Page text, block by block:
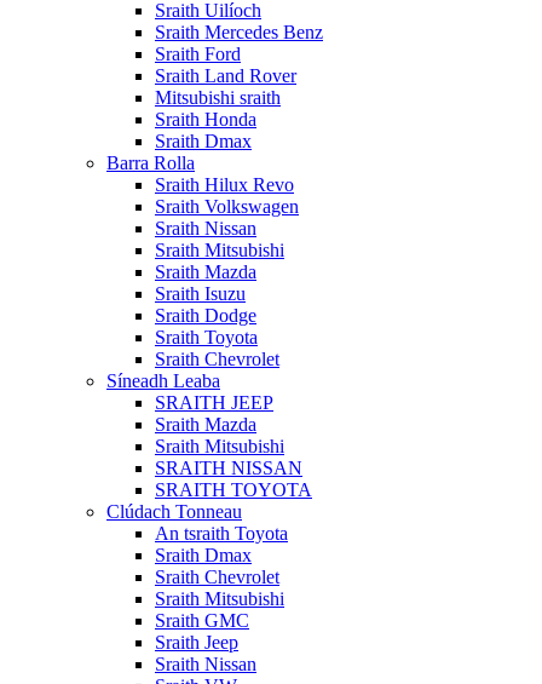
Sraith Uilíoch
Sraith Mercedes Benz
Sraith Ford
Sraith Land Rover
Mitsubishi sraith
Sraith Honda
Sraith Dmax
Barra Rolla
Sraith Hilux Revo
Sraith Volkswagen
Sraith Nissan
Sraith Mitsubishi
Sraith Mazda
Sraith Isuzu
Sraith Dodge
Sraith Toyota
Sraith Chevrolet
Síneadh Leaba
SRAITH JEEP
Sraith Mazda
Sraith Mitsubishi
SRAITH NISSAN
SRAITH TOYOTA
Clúdach Tonneau
An tsraith Toyota
Sraith Dmax
Sraith Chevrolet
Sraith Mitsubishi
Sraith GMC
Sraith Jeep
Sraith Nissan